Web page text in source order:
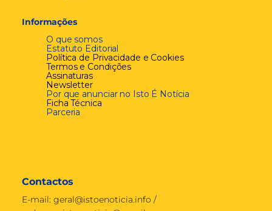
Informações
O que somos
Estatuto Editorial
Política de Privacidade e Cookies
Termos e Condições
Assinaturas
Newsletter
Por que anunciar no Isto É Notícia
Ficha Técnica
Parceria
Contactos
E-mail: geral@istoenoticia.info /